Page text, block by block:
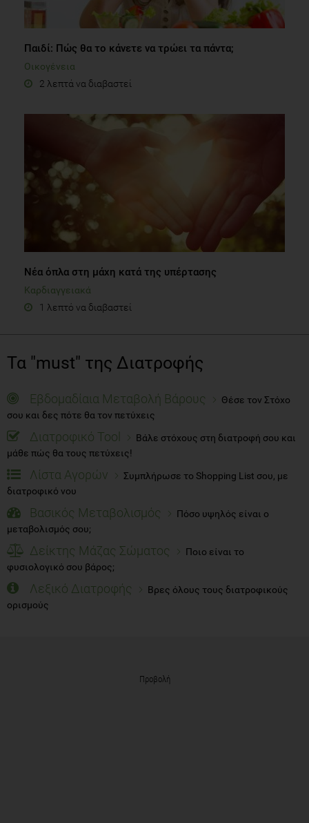
Παιδί: Πώς θα το κάνετε να τρώει τα πάντα;
Οικογένεια
2 λεπτά να διαβαστεί
Νέα όπλα στη μάχη κατά της υπέρτασης
Καρδιαγγειακά
1 λεπτό να διαβαστεί
Τα "must" της Διατροφής
Εβδομαδίαια Μεταβολή Βάρους
Θέσε τον Στόχο
σου και δες πότε θα τον πετύχεις
Διατροφικό Tool
Βάλε στόχους στη διατροφή σου και
μάθε πώς θα τους πετύχεις!
Λίστα Αγορών
Συμπλήρωσε το Shopping List σου, με
διατροφικό νου
Βασικός Μεταβολισμός
Πόσο υψηλός είναι ο
μεταβολισμός σου;
Δείκτης Μάζας Σώματος
Ποιο είναι το
φυσιολογικό σου βάρος;
Λεξικό Διατροφής
Βρες όλους τους διατροφικούς
ορισμούς
Προβολή